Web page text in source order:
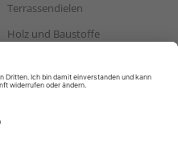
Terrassendielen
Holz und Baustoffe